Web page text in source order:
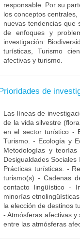
responsable. Por su
los conceptos
nuevas tendencias que
de enfoques y
investigación:
turísticas, Turismo
afectivas y turismo.
de
Las líneas de
de la vida silvestre
en el sector turístico -
Turismo. - Ecología y
Metodologías y
Desigualdades
Prácticas turísticas. -
turismo(s) - Cadenas
contacto lingüístico -
minorías
la elección de destinos
- Atmósferas afectivas
entre las atmósferas